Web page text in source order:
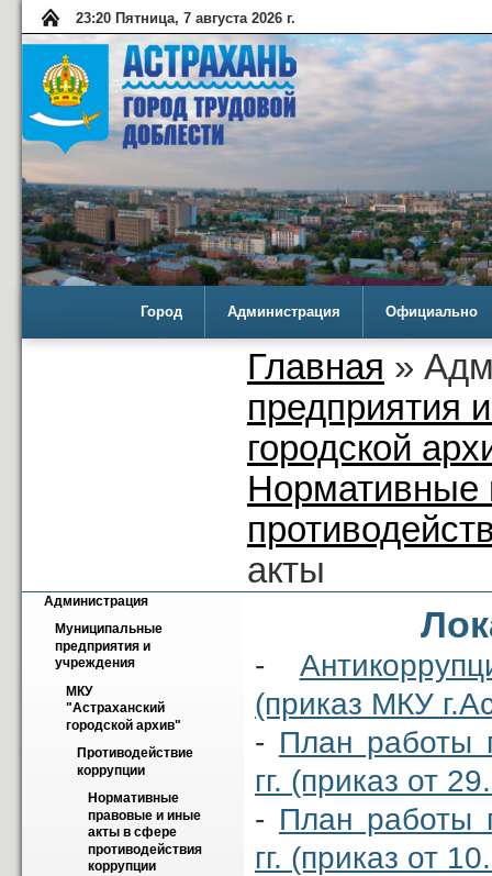
23:20 Пятница, 7 августа 2026 г.
Город Администрация Официально
Главная »
предприятия
городской
Нормативные
акты
Администрация
Муниципальные
предприятия и
учреждения
МКУ
"Астраханский
городской архив"
Противодействие
коррупции
Нормативные
правовые и иные
акты в сфере
противодействия
коррупции
-
(приказ МКУ
- План работы
гг. (приказ от
- План работы
гг. (приказ от